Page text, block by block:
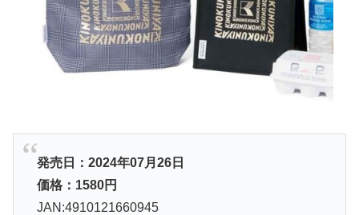
発売日：2024年07月26日
価格：1580円
JAN:4910121660945